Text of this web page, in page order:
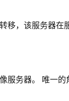
移，该服务器在
服务器。 唯一